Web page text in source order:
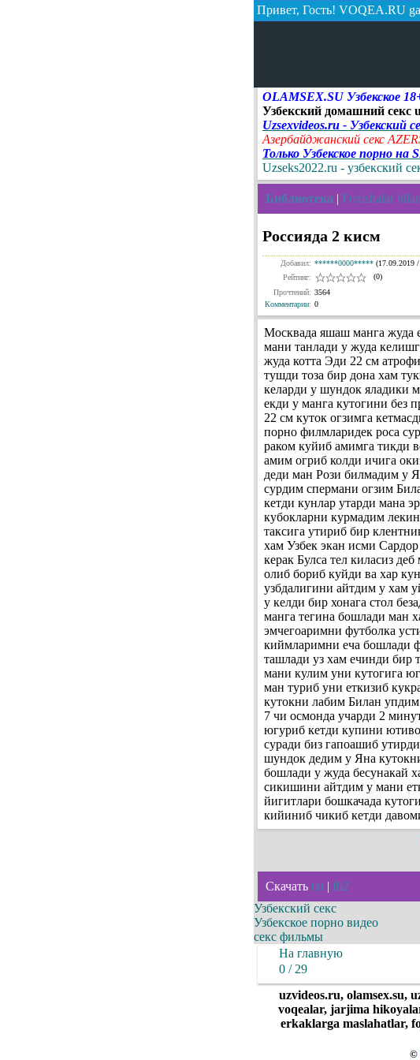
Привет, Гость! VOQEA.RU
OLAMSEX.SU Узбекское
Узбекский домашний секс
Uzsexvideos.ru - Узбекский
Азербайджанский секс
Только Узбекское порно на
Uzseks2022.ru - узбекский
Библиотека | Foxishalar bilan
Россияда 2 кисм
Добавил: ******0000***** (17.09.2019
Рейтинг:
(0)
Прочтений: 3564
Комментарии: 0
Москвада яшаш манга жуда
мани танлади у жуда
жуда котта Эди 22 см
тушди тоза бир дона хам
келарди у шундок яладики
екди у манга кутогини без
22 см куток огзимга
порно филмларидек роса
раком куйиб амимга тикди
амим огриб колди ичига
деди ман Рози билмадим у
сурдим спермани огзим
кетди кунлар утарди мана
кубокларни курмадим
таксига утириб бир
хам Узбек экан исми
керак Булса тел киласиз
олиб бориб куйди ва хар
узбдалигини айтдим у хам
у келди бир хонага стол
манга тегина бошлади ман
эмчегоаримни футболка
киймларимни еча бошлади
ташлади уз хам ечинди бир
мани кулим уни кутогига
ман туриб уни еткизиб
кутокни лабим Билан
7 чи осмонда учарди 2
югуриб кетди купини
суради биз гапоашиб
шундок дедим у Яна
бошлади у жуда бесунакай
сикишини айтдим у мани
йигитлари бошкачада
кийиниб чикиб кетди
Скачать txt | fb2
Узбекский секс
Узбекское порно видео
секс фильмы
На главную
0 / 29
uzvideos.ru, olamsex.su,
voqealar, jarjima
erkaklarga maslahatlar,
©